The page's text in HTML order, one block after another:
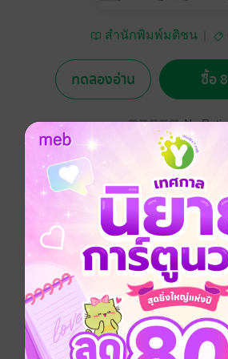
สำนักพิมพ์มติชน
ทดลองอ่าน ซื้อ
No
อยากได้ ซื้อเป็นของขวัญ ติดตาม
“นิม” กับ “นินี” เด็กน้อยวัยซนช่างสังเก
โอกาสได้ใกล้ชิดกับธรรมชาติ และเรีย
เพลิดเพลิน ผ่านอาหารจานสวยร่ำรวย
ฝีมือแม่...ผู้ตั้งใจ ปั้น แต่ง เติม ให้ลูกได้
ของความอบอุ่น อ่อนโยน ละมุนละไม เ
และชีวิตอย่างสอดคล้องกับวิถีธรรมชาติ